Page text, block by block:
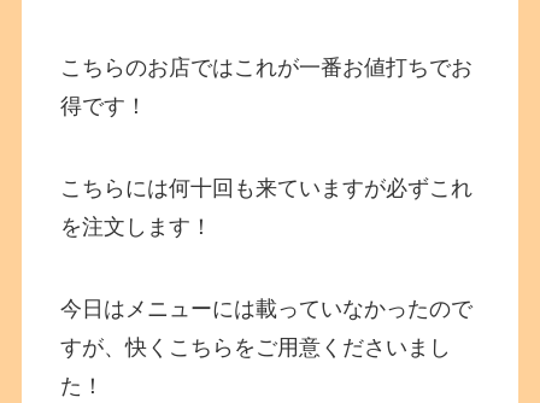
こちらのお店ではこれが一番お値打ちでお
得です！
こちらには何十回も来ていますが必ずこれ
を注文します！
今日はメニューには載っていなかったので
すが、快くこちらをご用意くださいまし
た！